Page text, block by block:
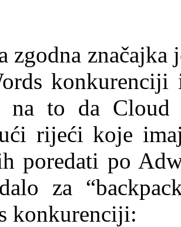
zgodna
na to da Cloud
rijeći koje
poredati po
za
konkurenciji: